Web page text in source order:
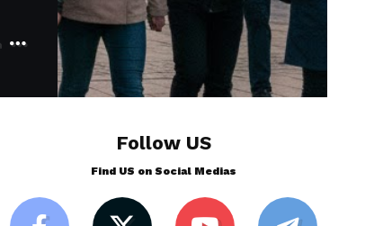
Follow US
Find US on Social Medias